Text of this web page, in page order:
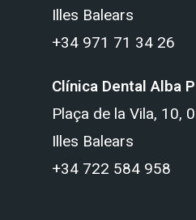
Illes Balears
+34 971 71 34 26
Clínica Dental Alba
Plaça de la Vila, 10,
Illes Balears
+34 722 584 958‬